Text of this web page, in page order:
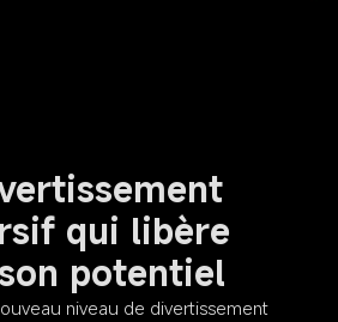
qui libère
potentiel
niveau de divertissement